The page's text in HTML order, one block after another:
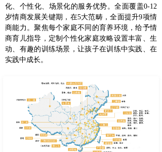
化、个性化、场景化的服务优势。全面覆盖0-12
岁情商发展关键期，在5大范畴，全面提升9项情
商能力。聚焦每个家庭不同的育养环境，给予情
商育儿指导，定制个性化家庭攻略设置丰富、生
动、有趣的训练场景，让孩子在训练中实践、在
实践中成长。